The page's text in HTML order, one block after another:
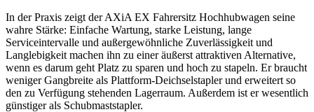
In der Praxis zeigt der AXiA EX Fahrersitz Hochhubwagen seine
wahre Stärke: Einfache Wartung, starke Leistung, lange
Serviceintervalle und außergewöhnliche Zuverlässigkeit und
Langlebigkeit machen ihn zu einer äußerst attraktiven Alternative,
wenn es darum geht Platz zu sparen und hoch zu stapeln. Er braucht
weniger Gangbreite als Plattform-Deichselstapler und erweitert so
den zu Verfügung stehenden Lagerraum. Außerdem ist er wesentlich
günstiger als Schubmaststapler.